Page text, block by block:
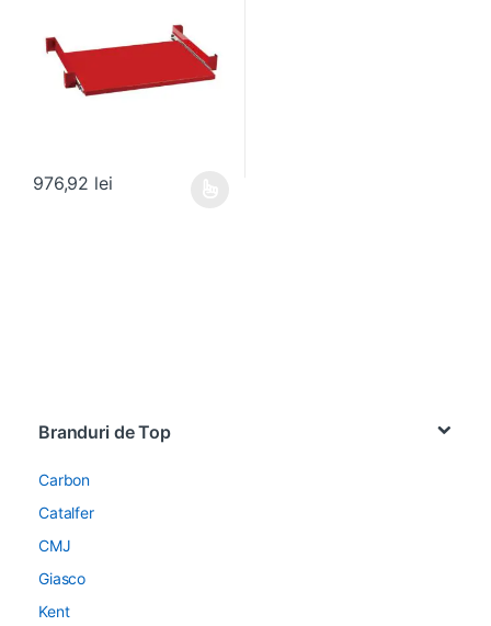
976,92 lei
Branduri de Top
Carbon
Catalfer
CMJ
Giasco
Kent